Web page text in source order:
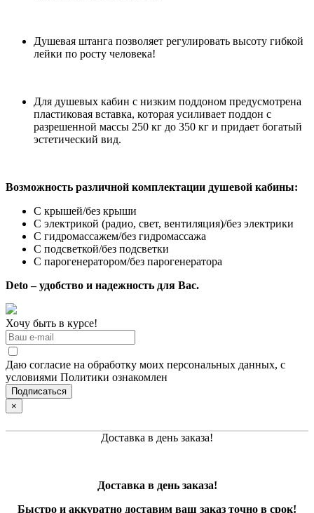
Душевая штанга позволяет регулировать высоту гибкой
лейки по росту человека!
Для душевых кабин с низким поддоном предусмотрена
пластиковая вставка, которая усиливает поддон с
разрешенной массы 250 кг до 350 кг и придает богатый
эстетический вид.
Возможность различной комплектации душевой кабины:
С крышей/без крыши
С электрикой (радио, свет, вентиляция)/без электрики
С гидромассажем/без гидромассажа
С подсветкой/без подсветки
С парогенератором/без парогенератора
Deto – удобство и надежность для Вас.
Хочу быть в курсе!
Даю согласие на обработку моих персональных данных, с
условиями Политики ознакомлен
×
Доставка в день заказа!
Доставка в день заказа!
Быстро и аккуратно доставим ваш заказ точно в срок!